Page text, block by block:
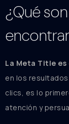
¿Qué
La Meta Title
en los
clics, es lo
atención y